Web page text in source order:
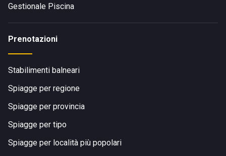
Gestionale Piscina
Prenotazioni
Stabilimenti balneari
Spiagge per regione
Spiagge per provincia
Spiagge per tipo
Spiagge per località più popolari